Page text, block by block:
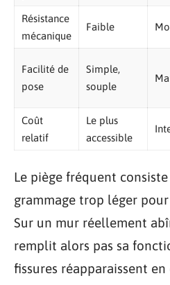
Résistance
mécanique
Faible
Facilité de
pose
Simple,
souple
Coût
relatif
Le plus
accessible
Le piège fréquent
grammage trop léger
Sur un mur réellement
remplit alors pas sa
fissures réapparaissent